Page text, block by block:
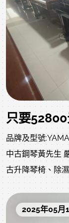
品牌及型號
中古鋼琴黃先生
古升降琴椅、除
不含運(北部電梯
很便宜 同品質二
和照片如下，歡
2025年05月